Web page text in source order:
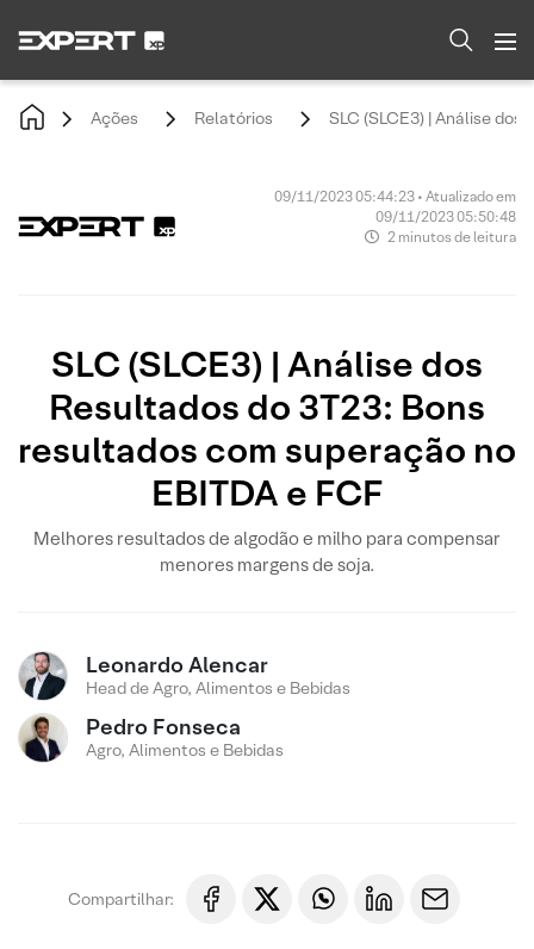
Ações Relatórios SLC (SLCE3) | Análise
09/11/2023 05:44:23 • Atualizado em
09/11/2023 05:50:48
2 minutos de leitura
SLC (SLCE3) | Análise dos
Resultados do 3T23: Bons
resultados com superação no
EBITDA e FCF
Melhores resultados de algodão e milho para compensar
menores margens de soja.
Leonardo Alencar
Head de Agro, Alimentos e Bebidas
Pedro Fonseca
Agro, Alimentos e Bebidas
Compartilhar: